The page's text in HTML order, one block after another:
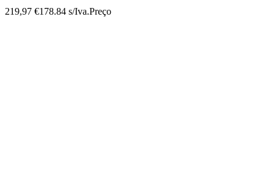
219,97 €178.84 s/Iva.Preço